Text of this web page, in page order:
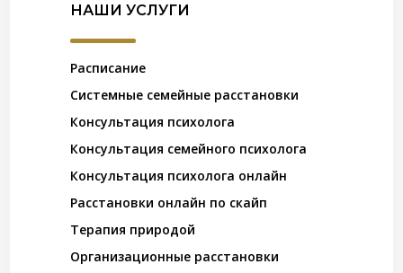
НАШИ УСЛУГИ
Расписание
Системные семейные расстановки
Консультация психолога
Консультация семейного психолога
Консультация психолога онлайн
Расстановки онлайн по скайп
Терапия природой
Организационные расстановки